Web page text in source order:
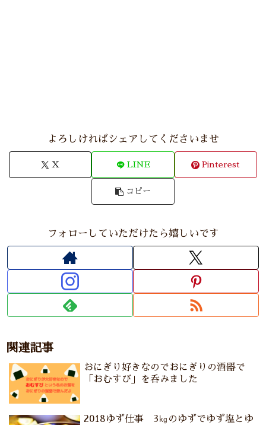
よろしければシェアしてくださいませ
X LINE Pinterest
コピー
フォローしていただけたら嬉しいです
関連記事
おにぎり好きなのでおにぎりの酒器で
「おむすび」を呑みました
2018ゆず仕事 3㎏のゆずでゆず塩とゆ